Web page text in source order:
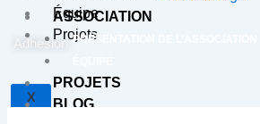
Équipe
Projets
X
ASSOCIATION
PRÉSENTATION DE L’ASSOCIATION
PROJETS
BLOG
Adhésion